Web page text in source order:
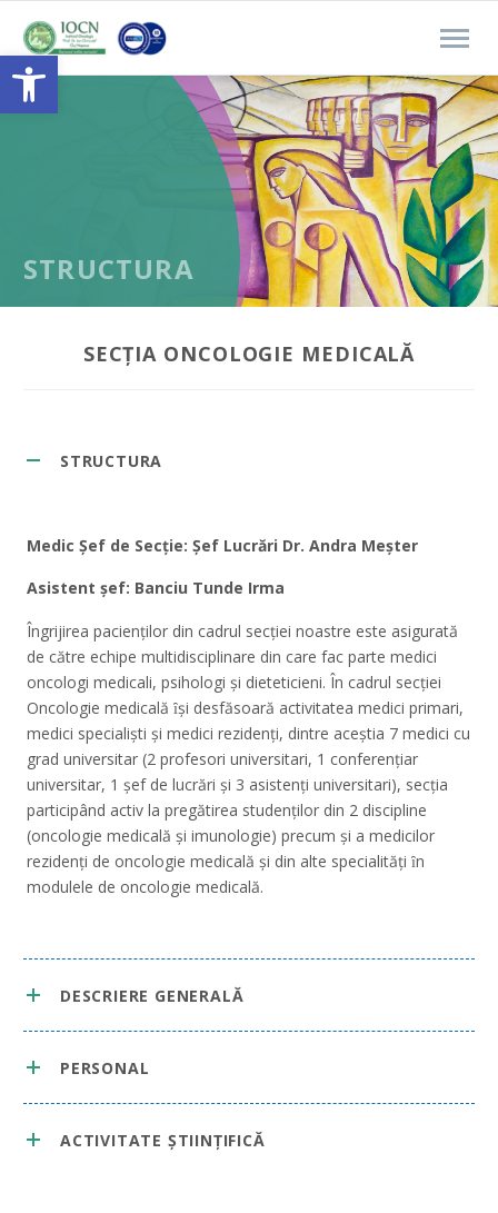
Open toolbar
STRUCTURA
SECȚIA ONCOLOGIE MEDICALĂ
STRUCTURA
Medic Șef de Secție: Șef Lucrări Dr. Andra Meșter
Asistent șef: Banciu Tunde Irma
Îngrijirea pacienților din cadrul secției noastre este asigurată
de către echipe multidisciplinare din care fac parte medici
oncologi medicali, psihologi și dieteticieni. În cadrul secției
Oncologie medicală ȋși desfăsoară activitatea medici primari,
medici specialiști și medici rezidenți, dintre aceștia 7 medici cu
grad universitar (2 profesori universitari, 1 conferențiar
universitar, 1 șef de lucrări și 3 asistenți universitari), secția
participând activ la pregătirea studenților din 2 discipline
(oncologie medicală și imunologie) precum și a medicilor
rezidenți de oncologie medicală și din alte specialități ȋn
modulele de oncologie medicală.
DESCRIERE GENERALĂ
PERSONAL
ACTIVITATE ȘTIINȚIFICĂ